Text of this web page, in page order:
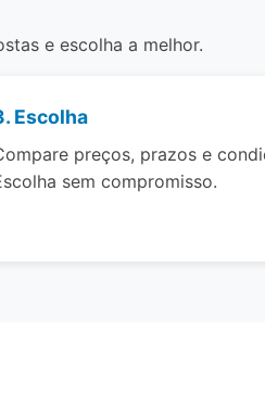
e escolha a melhor.
Escolha
preços, prazos e
sem compromisso.